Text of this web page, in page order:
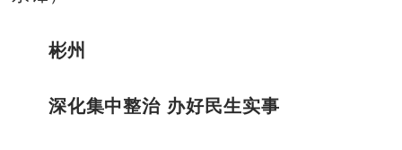
彬州
深化集中整治 办好民生实事